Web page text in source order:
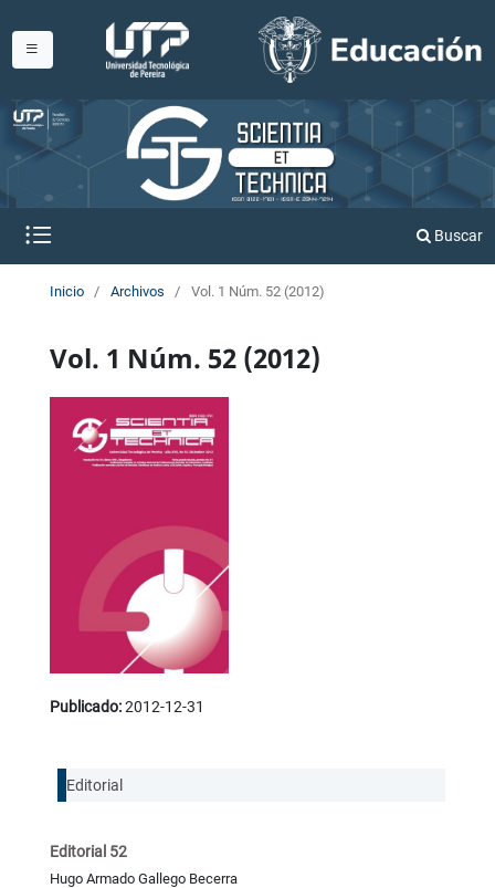
Buscar
Inicio / Archivos / Vol. 1 Núm. 52 (2012)
Vol. 1 Núm. 52 (2012)
Publicado:2012-12-31
Editorial
Editorial 52
Hugo Armado Gallego Becerra